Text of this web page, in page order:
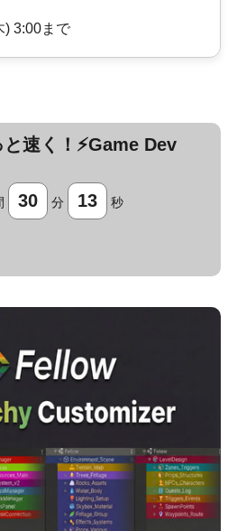
) 3:00まで
速く！⚡️Game Dev
30 分 13 秒